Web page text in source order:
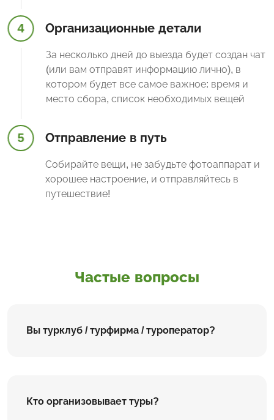
4 Организационные детали
За несколько дней до выезда будет создан чат
(или вам отправят информацию лично), в
котором будет все самое важное: время и
место сбора, список необходимых вещей
5 Отправление в путь
Собирайте вещи, не забудьте фотоаппарат и
хорошее настроение, и отправляйтесь в
путешествие!
Частые вопросы
Вы турклуб / турфирма / туроператор?
Кто организовывает туры?